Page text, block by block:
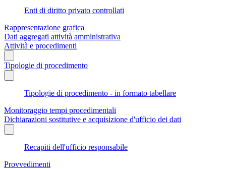
Enti di diritto privato controllati
Rappresentazione grafica
Dati aggregati attività amministrativa
Attività e procedimenti
Tipologie di procedimento
Tipologie di procedimento - in formato tabellare
Monitoraggio tempi procedimentali
Dichiarazioni sostitutive e acquisizione d'ufficio dei dati
Recapiti dell'ufficio responsabile
Provvedimenti